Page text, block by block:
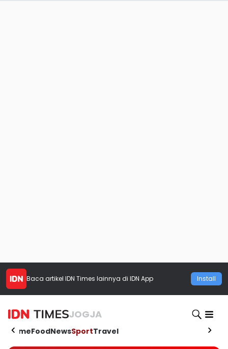
Baca artikel IDN Times lainnya di IDN App Install
JOGJA
HomeFoodNewsSportTravel